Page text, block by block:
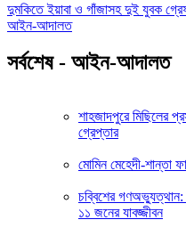
দুমকিতে ইয়াবা ও গাঁজাসহ দুই যুবক
আইন-আদালত
সর্বশেষ - আইন-আদালত
শাহজাদপুরে মিছিলের
গ্রেপ্তার
মোমিন মেহেদী-শান্তা
চব্বিশের গণঅভ্যুত্থান:
১১ জনের যাবজ্জীবন